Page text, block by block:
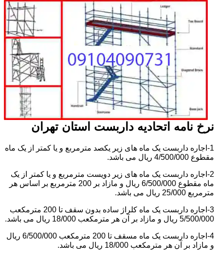
نرخ نامه اتحادیه داربست استان تهران
1-اجاره داربست یک ماه های زیر یکصد مترمربع و یا کمتر از یک ماه
مقطوع 4/500/000 ریال می باشد.
2-اجاره داربست یک ماه های زیر دویست مترمربع و یا کمتر از یک
ماه مقطوع 6/500/000 ریال و مازاد بر 200 مترمربع بر اساس هر
مترمربع 25/000 ریال می باشد.
3-اجاره داربست یک ماه کلراژ ساده بدون سقف تا 200 مترمکعب
5/500/000 ریال و مازاد بر آن هر مترمکعب 18/000 ریال می باشد.
4-اجاره داربست یک ماه مسقف تا 200 مترمکعب 6/500/000 ریال
و مازاد بر آن هر مترمکعب 18/000 ریال می باشد.